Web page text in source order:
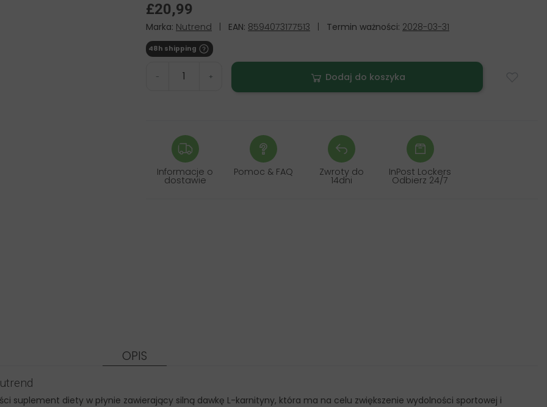
£20,99
Marka: Nutrend EAN: 8594073177513 Termin ważności: 2028-03-31
48h shipping
- + Dodaj do koszyka
Informacje o
dostawie
Pomoc & FAQ Zwroty do
14dni
InPost Lockers
Odbierz 24/7
OPIS
suplement diety w płynie zawierający silną dawkę L-karnityny, która ma na celu zwiększenie wydolności sportowej i